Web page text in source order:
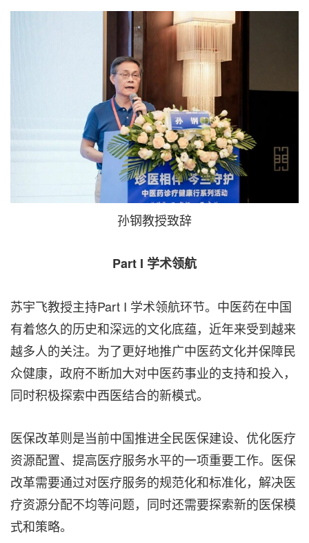
孙钢教授致辞
Part I 学术领航
苏宇飞教授主持Part I 学术领航环节。中医药在中国
有着悠久的历史和深远的文化底蕴，近年来受到越来
越多人的关注。为了更好地推广中医药文化并保障民
众健康，政府不断加大对中医药事业的支持和投入，
同时积极探索中西医结合的新模式。
医保改革则是当前中国推进全民医保建设、优化医疗
资源配置、提高医疗服务水平的一项重要工作。医保
改革需要通过对医疗服务的规范化和标准化，解决医
疗资源分配不均等问题，同时还需要探索新的医保模
式和策略。